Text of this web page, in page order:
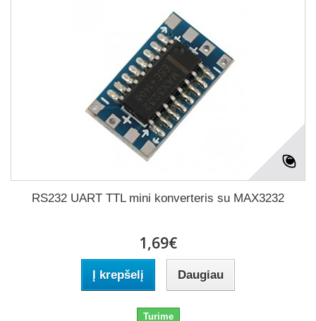
RS232 UART TTL mini konverteris su MAX3232
1,69€
Į krepšelį Daugiau
Turime